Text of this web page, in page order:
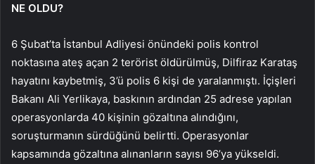
NE OLDU?
6 Şubat’ta İstanbul Adliyesi önündeki polis kontrol
noktasına ateş açan 2 terörist öldürülmüş, Dilfiraz Karataş
hayatını kaybetmiş, 3’ü polis 6 kişi de yaralanmıştı. İçişleri
Bakanı Ali Yerlikaya, baskının ardından 25 adrese yapılan
operasyonlarda 40 kişinin gözaltına alındığını,
soruşturmanın sürdüğünü belirtti. Operasyonlar
kapsamında gözaltına alınanların sayısı 96’ya yükseldi.